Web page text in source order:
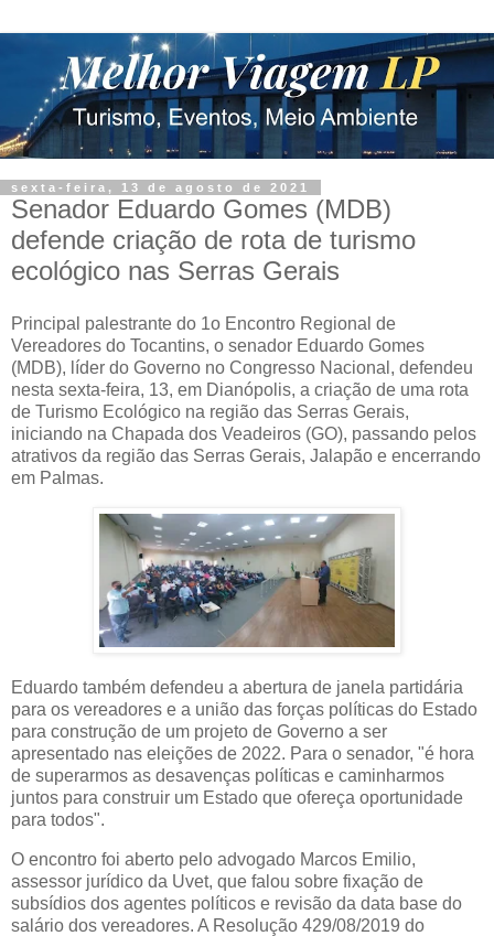
sexta-feira, 13 de agosto de 2021
Senador Eduardo Gomes (MDB)
defende criação de rota de turismo
ecológico nas Serras Gerais
Principal palestrante do 1o Encontro Regional de
Vereadores do Tocantins, o senador Eduardo Gomes
(MDB), líder do Governo no Congresso Nacional, defendeu
nesta sexta-feira, 13, em Dianópolis, a criação de uma rota
de Turismo Ecológico na região das Serras Gerais,
iniciando na Chapada dos Veadeiros (GO), passando pelos
atrativos da região das Serras Gerais, Jalapão e encerrando
em Palmas.
Eduardo também defendeu a abertura de janela partidária
para os vereadores e a união das forças políticas do Estado
para construção de um projeto de Governo a ser
apresentado nas eleições de 2022. Para o senador, "é hora
de superarmos as desavenças políticas e caminharmos
juntos para construir um Estado que ofereça oportunidade
para todos".
O encontro foi aberto pelo advogado Marcos Emilio,
assessor jurídico da Uvet, que falou sobre fixação de
subsídios dos agentes políticos e revisão da data base do
salário dos vereadores. A Resolução 429/08/2019 do